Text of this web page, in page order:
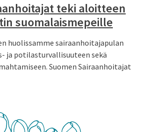
teki aloitteen
suomalaismepeille
huolissamme sairaanhoitajapulan
ja potilasturvallisuuteen sekä
Suomen Sairaanhoitajat